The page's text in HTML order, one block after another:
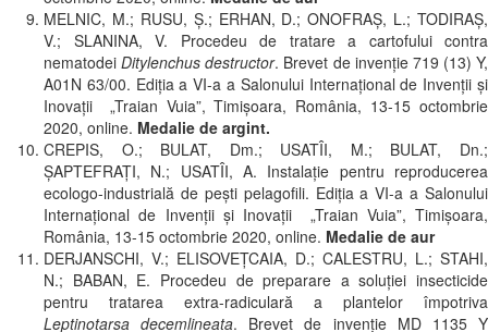
MELNIC, M.; RUSU, Ş.; ERHAN, D.; ONOFRAŞ, L.; TODIRAŞ,
V.; SLANINA, V. Procedeu de tratare a cartofului contra
nematodeiDitylenchus destructor. Brevet de invenţie 719 (13) Y,
A01N 63/00. Ediția a VI-a a Salonului Internațional de Invenții și
Inovații „Traian Vuia”, Timișoara, România, 13-15 octombrie
2020, online. Medalie de argint.
CREPIS, O.; BULAT, Dm.; USATÎI, M.; BULAT, Dn.;
ŞAPTEFRAŢI, N.; USATÎI, A. Instalație pentru reproducerea
ecologo-industrială de pești pelagofili. Ediția a VI-a a Salonului
Internațional de Invenții și Inovații „Traian Vuia”, Timișoara,
România, 13-15 octombrie 2020, online. Medalie de aur
DERJANSCHI, V.; ELISOVEŢCAIA, D.; CALESTRU, L.; STAHI,
N.; BABAN, E. Procedeu de preparare a soluţiei insecticide
pentru tratarea extra-radiculară a plantelor împotriva
Leptinotarsa decemlineata. Brevet de invenție MD 1135 Y